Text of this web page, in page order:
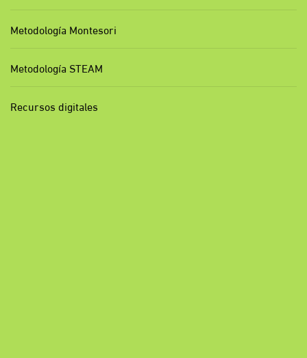
Metodología Montesori
Metodología STEAM
Recursos digitales